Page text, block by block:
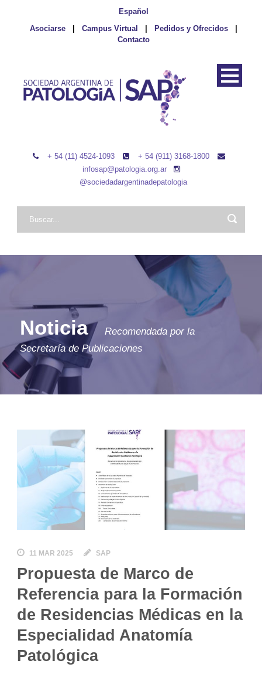
Español
Asociarse
Campus Virtual Pedidos y Ofrecidos
Contacto
+ 54 (11) 4524-1093
+ 54 (911) 3168-1800
infosap@patologia.org.ar
@sociedadargentinadepatologia
Noticia
Recomendada por la
Secretaría de Publicaciones
11 MAR 2025 SAP
Propuesta de Marco de
Referencia para la Formación
de Residencias Médicas en la
Especialidad Anatomía
Patológica